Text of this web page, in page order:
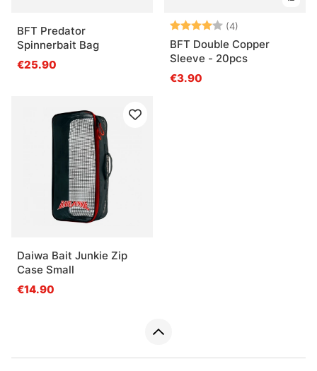
BFT Predator
Spinnerbait Bag
€25.90
Arvio: (4)
BFT Double Copper
Sleeve - 20pcs
€3.90
Daiwa Bait Junkie Zip
Case Small
€14.90